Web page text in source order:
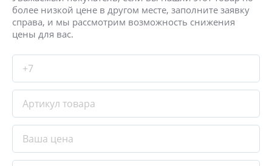
более низкой цене в другом месте, заполните заявку
справа, и мы рассмотрим возможность снижения
цены для вас.